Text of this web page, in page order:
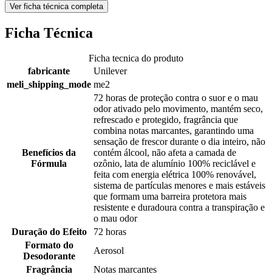
Ver ficha técnica completa
Ficha Técnica
Ficha tecnica do produto
fabricante
Unilever
meli_shipping_mode me2
Benefícios da
Fórmula
72 horas de proteção contra o suor e o mau
odor ativado pelo movimento, mantém seco,
refrescado e protegido, fragrância que
combina notas marcantes, garantindo uma
sensação de frescor durante o dia inteiro, não
contém álcool, não afeta a camada de
ozônio, lata de alumínio 100% reciclável e
feita com energia elétrica 100% renovável,
sistema de partículas menores e mais estáveis
que formam uma barreira protetora mais
resistente e duradoura contra a transpiração e
o mau odor
Duração do Efeito
72 horas
Formato do
Desodorante
Aerosol
Fragrância
Notas marcantes